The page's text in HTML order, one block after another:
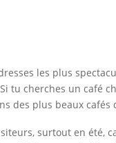
les plus
tu cherches un café
des plus beaux cafés
surtout en été,